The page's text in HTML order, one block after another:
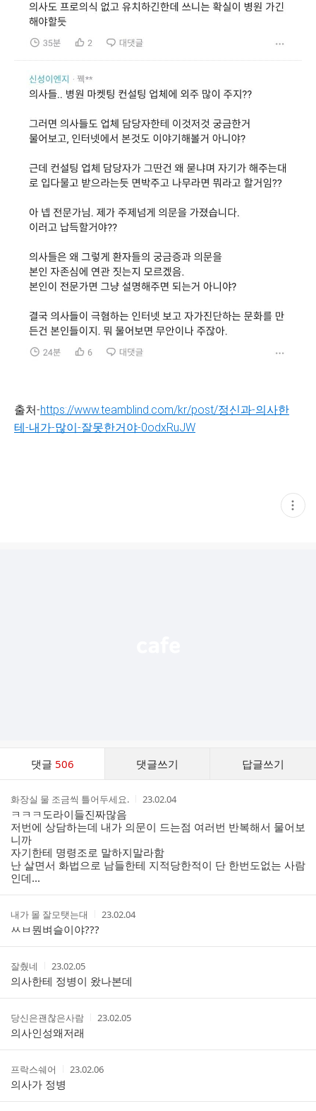
출처-https://www.teamblind.com/kr/post/정신과-의사한
테-내가-많이-잘못한거야-0odxRuJW
현
재
댓글 506 댓글쓰기 답글쓰기
작
성
자
화장실 물 조금씩 틀어두세요.
작
시
간
23.02.04
ㅋㅋㅋ도라이들진짜많음
저번에 상담하는데 내가 의문이 드는점 여러번 반복해서 물어보
니까
자기한테 명령조로 말하지말라함
난 살면서 화법으로 남들한테 지적당한적이 단 한번도없는 사람
인데...
작
성
자
내가 몰 잘모탯는대
작
간
23.02.04
ㅆㅂ뭔벼슬이야???
작
성
자
잘췄네
작
성
시
간
23.02.05
의사한테 정병이 왔나본데
작
성
자
당신은괜찮은사람
작
간
23.02.05
의사인성왜저래
작
성
자
프락스쉐어
작
간
23.02.06
의사가 정병